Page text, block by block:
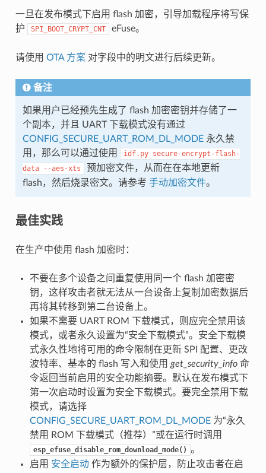
一旦在发布模式下启用 flash 加密，引导加载程序将写保
护
SPI_BOOT_CRYPT_CNT eFuse。
请使用 OTA 方案对字段中的明文进行后续更新。
备注
如果用户已经预先生成了 flash 加密密钥并存储了一
个副本，并且 UART 下载模式没有通过
CONFIG_SECURE_UART_ROM_DL_MODE永久禁
用，那么可以通过使用
idf.py secure-encrypt-flash-
data
--aes-xts
预加密文件，从而在在本地更新
flash，然后烧录密文。请参考 手动加密文件。
最佳实践
在生产中使用 flash 加密时：
不要在多个设备之间重复使用同一个 flash 加密密
钥，这样攻击者就无法从一台设备上复制加密数据后
再将其转移到第二台设备上。
如果不需要 UART ROM 下载模式，则应完全禁用该
模式，或者永久设置为“安全下载模式”。安全下载模
式永久性地将可用的命令限制在更新 SPI 配置、更改
波特率、基本的 flash 写入和使用 get_security_info命
令返回当前启用的安全功能摘要。默认在发布模式下
第一次启动时设置为安全下载模式。要完全禁用下载
模式，请选择
CONFIG_SECURE_UART_ROM_DL_MODE为“永久
禁用 ROM 下载模式（推荐）”或在运行时调用
esp_efuse_disable_rom_download_mode() 。
启用 安全启动作为额外的保护层，防止攻击者在启